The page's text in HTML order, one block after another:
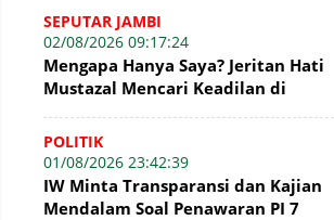
Hukum
SEPUTAR JAMBI
02/08/2026 09:17:24
Mengapa Hanya Saya? Jeritan Hati
Mustazal Mencari Keadilan di
Jambi
POLITIK
01/08/2026 23:42:39
IW Minta Transparansi dan Kajian
Mendalam Soal Penawaran PI 7